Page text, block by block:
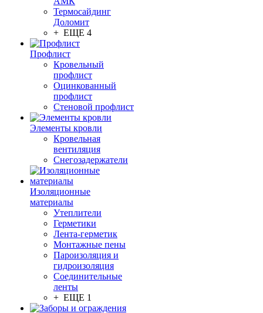
Термосайдинг
Доломит
+ ЕЩЕ 4
Профлист
Кровельный
профлист
Оцинкованный
профлист
Стеновой профлист
Элементы кровли
Кровельная
вентиляция
Снегозадержатели
Изоляционные
материалы
Утеплители
Герметики
Лента-герметик
Монтажные пены
Пароизоляция и
гидроизоляция
Соединительные
ленты
+ ЕЩЕ 1